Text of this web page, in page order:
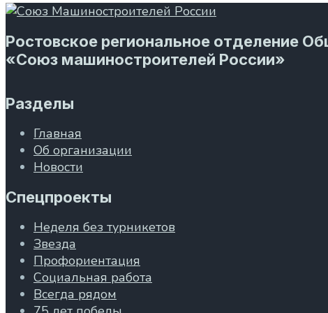
Ростовское региональное отделение
«Союз машиностроителей России»
Разделы
Главная
Об организации
Новости
Спецпроекты
Неделя без турникетов
Звезда
Профориентация
Социальная работа
Всегда рядом